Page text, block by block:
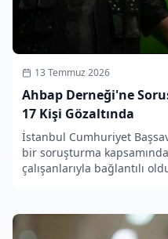
13 Temmuz 2026
Ahbap Derneği'ne
17 Kişi Gözaltında
İstanbul Cumhuriyet
bir soruşturma
çalışanlarıyla bağlantılı